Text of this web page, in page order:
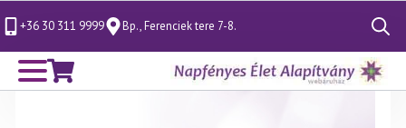
+36 30 311 9999 Bp., Ferenciek tere 7-8.
Search
for: